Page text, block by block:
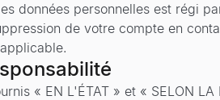
données personnelles est régi
de votre compte en
« EN L'ÉTAT » et « SELON LA